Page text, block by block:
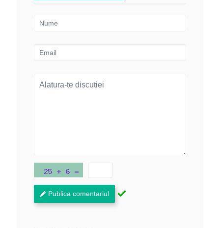
Publica comentariul